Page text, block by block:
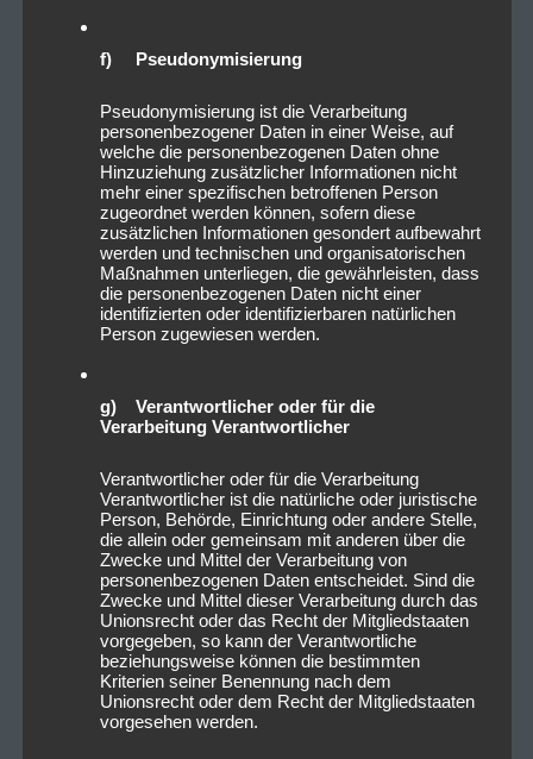
f) Pseudonymisierung
Pseudonymisierung ist die Verarbeitung
personenbezogener Daten in einer Weise, auf
welche die personenbezogenen Daten ohne
Hinzuziehung zusätzlicher Informationen nicht
mehr einer spezifischen betroffenen Person
zugeordnet werden können, sofern diese
zusätzlichen Informationen gesondert aufbewahrt
werden und technischen und organisatorischen
Maßnahmen unterliegen, die gewährleisten, dass
die personenbezogenen Daten nicht einer
identifizierten oder identifizierbaren natürlichen
Person zugewiesen werden.
g) Verantwortlicher oder für die
Verarbeitung Verantwortlicher
Verantwortlicher oder für die Verarbeitung
Verantwortlicher ist die natürliche oder juristische
Person, Behörde, Einrichtung oder andere Stelle,
die allein oder gemeinsam mit anderen über die
Zwecke und Mittel der Verarbeitung von
personenbezogenen Daten entscheidet. Sind die
Zwecke und Mittel dieser Verarbeitung durch das
Unionsrecht oder das Recht der Mitgliedstaaten
vorgegeben, so kann der Verantwortliche
beziehungsweise können die bestimmten
Kriterien seiner Benennung nach dem
Unionsrecht oder dem Recht der Mitgliedstaaten
vorgesehen werden.